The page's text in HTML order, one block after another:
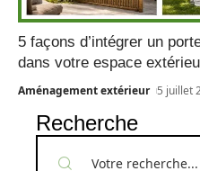
5 façons d’intégrer un
dans votre espace
Aménagement extérieur 5 juillet
Recherche